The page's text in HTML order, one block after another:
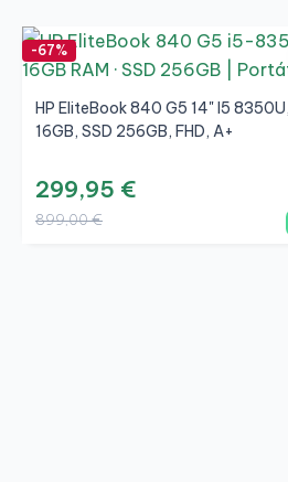
-67%
HP EliteBook 840 G5 14" I5 8350U,
16GB, SSD 256GB, FHD, A+
299,95 €
899,00 €